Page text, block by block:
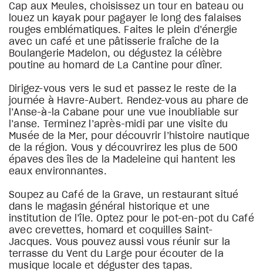
Cap aux Meules, choisissez un tour en bateau ou
louez un kayak pour pagayer le long des falaises
rouges emblématiques. Faites le plein d’énergie
avec un café et une pâtisserie fraîche de la
Boulangerie Madelon, ou dégustez la célèbre
poutine au homard de La Cantine pour dîner.
Dirigez-vous vers le sud et passez le reste de la
journée à Havre-Aubert. Rendez-vous au phare de
l’Anse-à-la Cabane pour une vue inoubliable sur
l’anse. Terminez l’après-midi par une visite du
Musée de la Mer, pour découvrir l’histoire nautique
de la région. Vous y découvrirez les plus de 500
épaves des îles de la Madeleine qui hantent les
eaux environnantes.
Soupez au Café de la Grave, un restaurant situé
dans le magasin général historique et une
institution de l’île. Optez pour le pot-en-pot du Café
avec crevettes, homard et coquilles Saint-
Jacques. Vous pouvez aussi vous réunir sur la
terrasse du Vent du Large pour écouter de la
musique locale et déguster des tapas.